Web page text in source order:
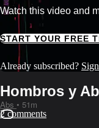
Watch this video and
START YOUR FREE
Already subscribed?
Hombros y
Abs • 51m
2 comments